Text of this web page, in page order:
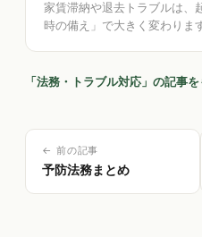
家賃滞納や退去トラブルは、
時の備え」で大きく変わりま
理。記録の整理を助けるアプ
「法務・トラブル対応 」の記事
← 前の記事
予防法務まとめ